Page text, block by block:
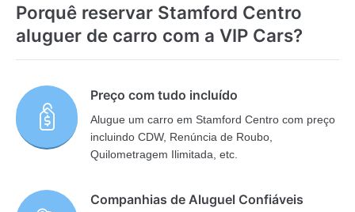
Porquê reservar Stamford Centro
aluguer de carro com a VIP Cars?
Preço com tudo incluído
Alugue um carro em Stamford Centro com preço
incluindo CDW, Renúncia de Roubo,
Quilometragem Ilimitada, etc.
Companhias de Aluguel Confiáveis